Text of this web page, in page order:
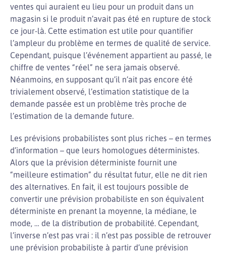
ventes qui auraient eu lieu pour un produit dans un
magasin si le produit n’avait pas été en rupture de stock
ce jour-là. Cette estimation est utile pour quantifier
l’ampleur du problème en termes de qualité de service.
Cependant, puisque l’événement appartient au passé, le
chiffre de ventes “réel” ne sera jamais observé.
Néanmoins, en supposant qu’il n’ait pas encore été
trivialement observé, l’estimation statistique de la
demande passée est un problème très proche de
l’estimation de la demande future.
Les prévisions probabilistes sont plus riches – en termes
d’information – que leurs homologues déterministes.
Alors que la prévision déterministe fournit une
“meilleure estimation” du résultat futur, elle ne dit rien
des alternatives. En fait, il est toujours possible de
convertir une prévision probabiliste en son équivalent
déterministe en prenant la moyenne, la médiane, le
mode, … de la distribution de probabilité. Cependant,
l’inverse n’est pas vrai : il n’est pas possible de retrouver
une prévision probabiliste à partir d’une prévision